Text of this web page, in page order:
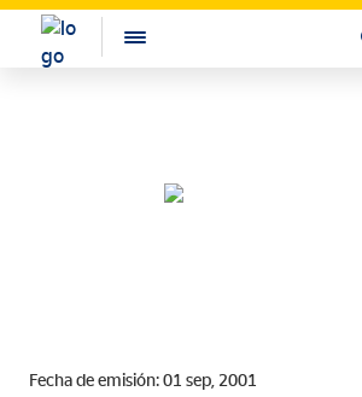
Fecha de emisión: 01 sep, 2001